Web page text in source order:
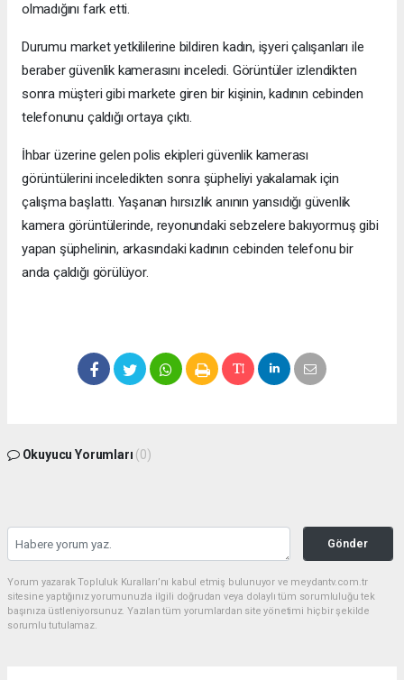
olmadığını fark etti.
Durumu market yetkililerine bildiren kadın, işyeri çalışanları ile
beraber güvenlik kamerasını inceledi. Görüntüler izlendikten
sonra müşteri gibi markete giren bir kişinin, kadının cebinden
telefonunu çaldığı ortaya çıktı.
İhbar üzerine gelen polis ekipleri güvenlik kamerası
görüntülerini inceledikten sonra şüpheliyi yakalamak için
çalışma başlattı. Yaşanan hırsızlık anının yansıdığı güvenlik
kamera görüntülerinde, reyonundaki sebzelere bakıyormuş gibi
yapan şüphelinin, arkasındaki kadının cebinden telefonu bir
anda çaldığı görülüyor.
Okuyucu Yorumları (0)
Gönder
Yorum yazarak Topluluk Kuralları’nı kabul etmiş bulunuyor ve meydantv.com.tr
sitesine yaptığınız yorumunuzla ilgili doğrudan veya dolaylı tüm sorumluluğu tek
başınıza üstleniyorsunuz. Yazılan tüm yorumlardan site yönetimi hiçbir şekilde
sorumlu tutulamaz.